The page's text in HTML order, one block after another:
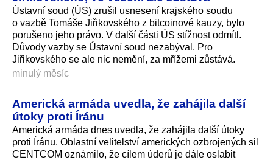
Ústavní soud (ÚS) zrušil usnesení krajského soudu
o vazbě Tomáše Jiřikovského z bitcoinové kauzy, bylo
porušeno jeho právo. V další části ÚS stížnost odmítl.
Důvody vazby se Ústavní soud nezabýval. Pro
Jiřikovského se ale nic nemění, za mřížemi zůstává.
minulý měsíc
Americká armáda uvedla, že zahájila další
útoky proti Íránu
Americká armáda dnes uvedla, že zahájila další útoky
proti Íránu. Oblastní velitelství amerických ozbrojených sil
CENTCOM oznámilo, že cílem úderů je dále oslabit